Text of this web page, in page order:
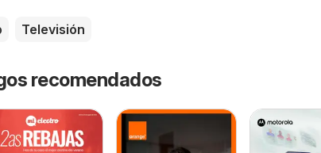
Televisión
recomendados